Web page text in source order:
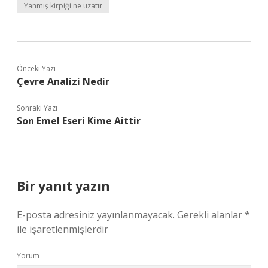
Yanmış kirpiği ne uzatır
Önceki Yazı
Çevre Analizi Nedir
Sonraki Yazı
Son Emel Eseri Kime Aittir
Bir yanıt yazın
E-posta adresiniz yayınlanmayacak. Gerekli alanlar*
ile işaretlenmişlerdir
Yorum